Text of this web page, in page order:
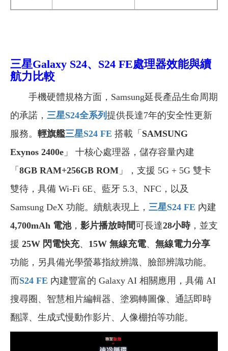
三星Galaxy S24、S24 FE處理器效能與續
航力比較
手機硬體規格方面，Samsung延長產品生命周期
的承諾， 三星S24全系列 提供長達7年的安全性更新
服務。 輕旗艦三星S24 FE 搭載「 SAMSUNG
Exynos 2400e 」 十核心處理器，儲存容量內建
「 8GB RAM+256GB ROM 」，支援 5G + 5G 雙卡
雙待，具備 Wi-Fi 6E、藍牙 5.3、NFC，以及
Samsung DeX 功能。續航表現上， 三星S24 FE 內建
4,700mAh 電池， 影片播放時間可長達28小時，並支
援 25W 閃電快充、 15W 無線充電、 無線電力分享
功能，另具備光學螢幕指紋辨識、臉部辨識功能。
而S24 FE 內建豐富的 Galaxy AI 相關應用，具備 AI
搜尋圈、智慧相片編輯器、塗鴉轉圖像、通話即時
翻譯、生成式慢動作影片、人像棚拍等功能。